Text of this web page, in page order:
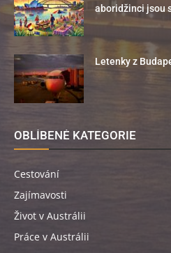
aboridžinci jsou
Letenky z
OBLÍBENÉ KATEGORIE
Cestování
Zajímavosti
Život v Austrálii
Práce v Austrálii